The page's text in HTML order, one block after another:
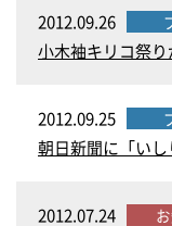
2012.09.26
小木袖キリコ祭
2012.09.25
朝日新聞に「いし
2012.07.24